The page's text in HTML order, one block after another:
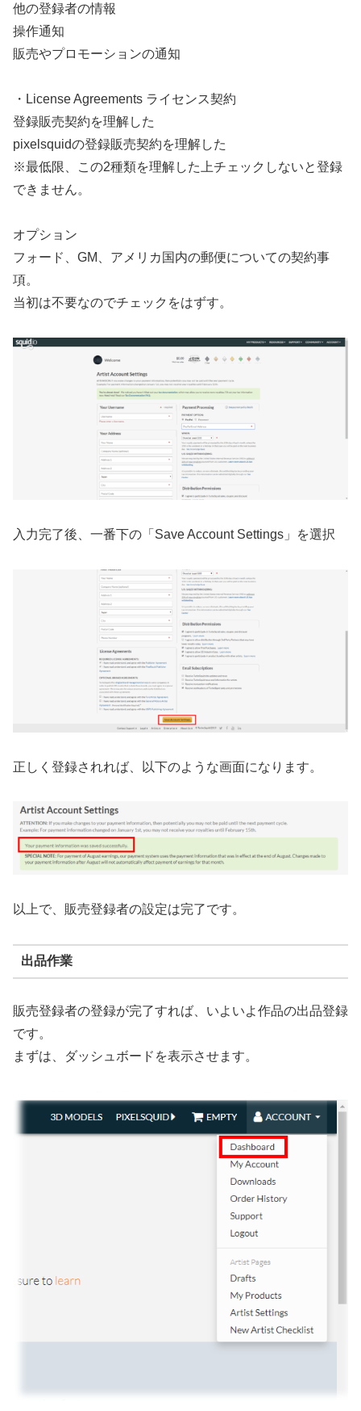
他の登録者の情報
操作通知
販売やプロモーションの通知
・License Agreements ライセンス契約
登録販売契約を理解した
pixelsquidの登録販売契約を理解した
※最低限、この2種類を理解した上チェックしないと登録
できません。
オプション
フォード、GM、アメリカ国内の郵便についての契約事
項。
当初は不要なのでチェックをはずす。
入力完了後、一番下の「Save Account Settings」を選択
正しく登録されれば、以下のような画面になります。
以上で、販売登録者の設定は完了です。
出品作業
販売登録者の登録が完了すれば、いよいよ作品の出品登録
です。
まずは、ダッシュボードを表示させます。